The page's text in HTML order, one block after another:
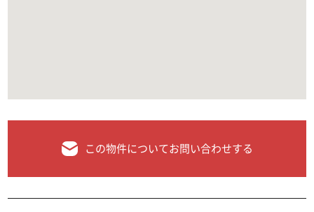
この物件についてお問い合わせする